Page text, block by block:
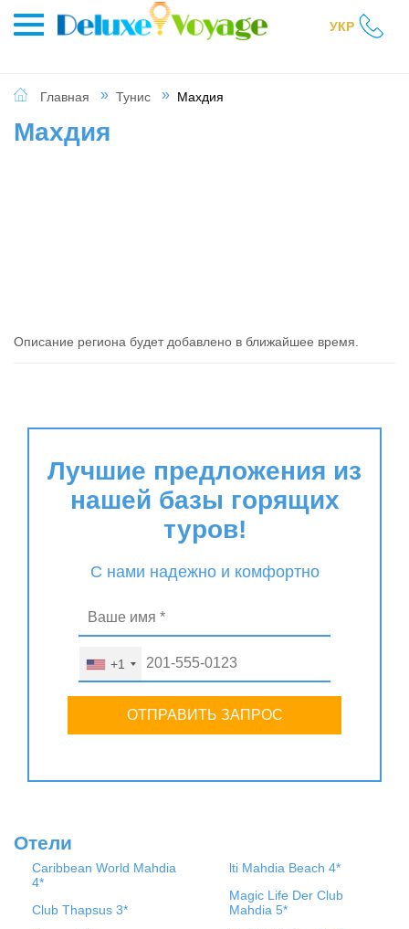
УКР
Главная Тунис Махдия
Махдия
Описание региона будет добавлено в ближайшее время.
Лучшие предложения из
нашей базы горящих
туров!
С нами надежно и комфортно
+1
ОТПРАВИТЬ ЗАПРОС
Отели
Caribbean World Mahdia
4*
Club Thapsus 3*
lti Mahdia Beach 4*
Magic Life Der Club
Mahdia 5*